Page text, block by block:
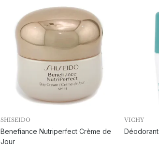
SHISEIDO
Benefiance Nutriperfect Crème de
Jour
VICHY
Déodorant